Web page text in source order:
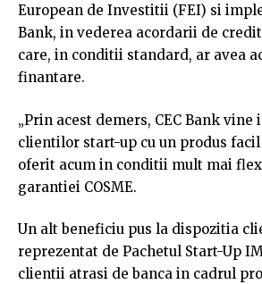
European de Investitii (FEI) si
Bank, in vederea acordarii de
care, in conditii standard, ar avea
finantare.
„Prin acest demers, CEC Bank
clientilor start-up cu un produs
oferit acum in conditii mult mai
garantiei COSME.
Un alt beneficiu pus la dispozitia
reprezentat de Pachetul Start-Up
clientii atrasi de banca in cadrul